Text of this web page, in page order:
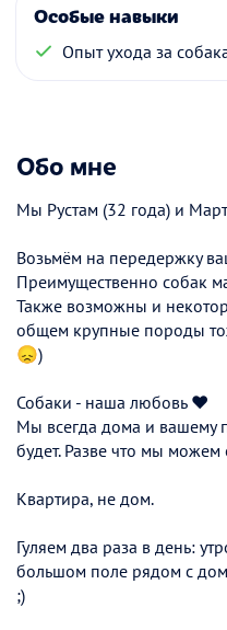
Особые навыки
Опыт ухода за
Обо мне
Мы Рустам (32 года) и
Возьмём на передержку
Преимущественно собак
Также возможны и
общем крупные породы
😞)
Собаки - наша любовь ❤️
Мы всегда дома и вашему
будет. Разве что мы можем
Квартира, не дом.
Гуляем два раза в день:
большом поле рядом с
;)